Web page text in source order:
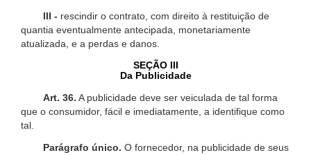
III - rescindir o contrato, com direito à restituição de
quantia eventualmente antecipada, monetariamente
atualizada, e a perdas e danos.
SEÇÃO III
Da Publicidade
Art. 36. A publicidade deve ser veiculada de tal forma
que o consumidor, fácil e imediatamente, a identifique como
tal.
Parágrafo único. O fornecedor, na publicidade de seus